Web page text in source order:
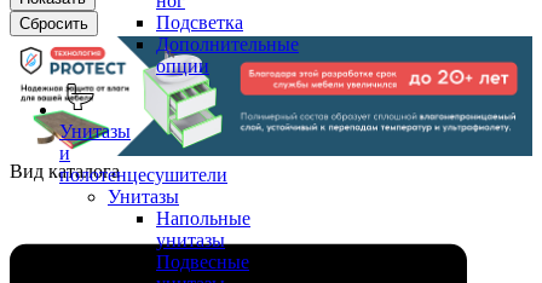
Подсветка
Дополнительные
опции
Унитазы
и
полотенцесушители
Унитазы
Напольные
унитазы
Подвесные
Вид каталога